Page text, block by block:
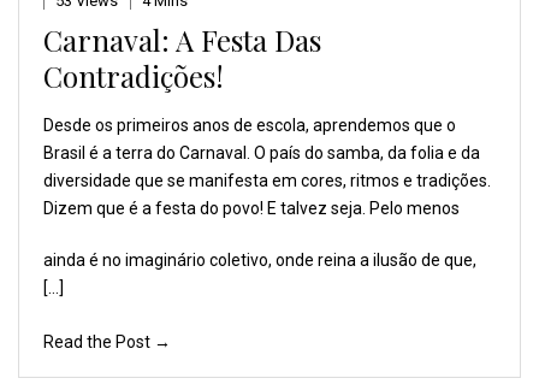
Carnaval: A Festa Das
Contradições!
Desde os primeiros anos de escola, aprendemos que o
Brasil é a terrado Carnaval. O país do samba, da folia e da
diversidade que se manifesta em cores, ritmos e tradições.
Dizem que é a festa do povo! E talvez seja. Pelo menos
ainda é no imaginário coletivo, onde reina a ilusão de que,
[…]
Read the Post →